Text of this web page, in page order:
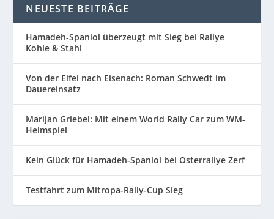
NEUESTE BEITRÄGE
Hamadeh-Spaniol überzeugt mit Sieg bei Rallye
Kohle & Stahl
Von der Eifel nach Eisenach: Roman Schwedt im
Dauereinsatz
Marijan Griebel: Mit einem World Rally Car zum WM-
Heimspiel
Kein Glück für Hamadeh-Spaniol bei Osterrallye Zerf
Testfahrt zum Mitropa-Rally-Cup Sieg